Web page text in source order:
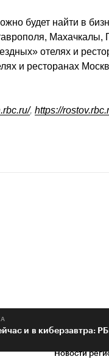
будет найти в
Махачкалы,
отелях и
и ресторанах
, https://
Новости